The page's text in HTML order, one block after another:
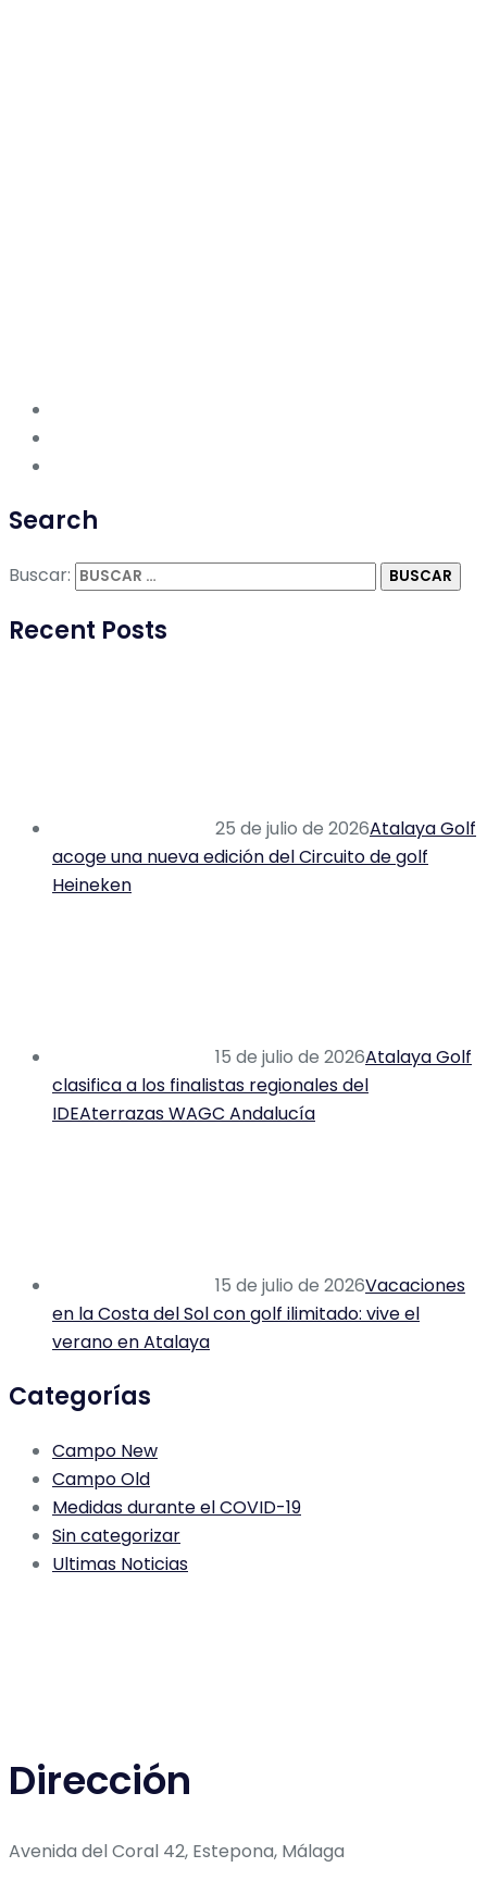
Search
Buscar:
Recent Posts
25 de julio de 2026Atalaya Golf
acoge una nueva edición del Circuito de golf
Heineken
15 de julio de 2026Atalaya Golf
clasifica a los finalistas regionales del
IDEAterrazas WAGC Andalucía
15 de julio de 2026Vacaciones
en la Costa del Sol con golf ilimitado: vive el
verano en Atalaya
Categorías
Campo New
Campo Old
Medidas durante el COVID-19
Sin categorizar
Ultimas Noticias
Dirección
Avenida del Coral 42, Estepona, Málaga